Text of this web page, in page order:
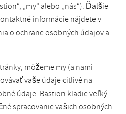
„my“ alebo „nás“). Ďalšie
informácie nájdete v
o ochrane osobných údajov a
môžeme my (a nami
vaše údaje citlivé na
údaje. Bastion kladie veľký
spracovanie vašich osobných